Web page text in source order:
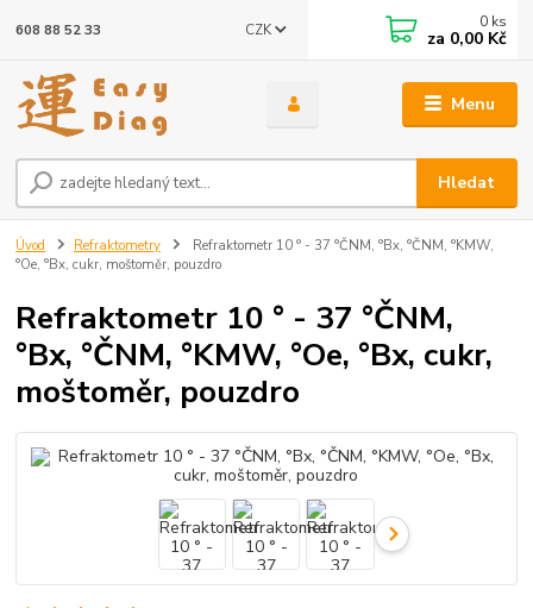
Menu
CZK
Hledat
608 88 52 33 0 ks
za 0,00 Kč
Úvod Refraktometry
Refraktometr 10 ° - 37 °ČNM, °Bx, °ČNM, °KMW,
°Oe, °Bx, cukr, moštoměr, pouzdro
Refraktometr 10 ° - 37 °ČNM,
°Bx, °ČNM, °KMW, °Oe, °Bx, cukr,
moštoměr, pouzdro